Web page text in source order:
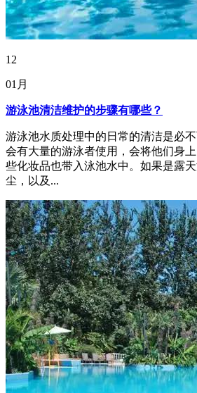
12
01月
游泳池清洁维护的步骤有哪些？
游泳池水质处理中的日常的清洁是必
会有大量的游泳者使用，会将他们身
些化妆品也带入泳池水中。如果是露
尘，以及...